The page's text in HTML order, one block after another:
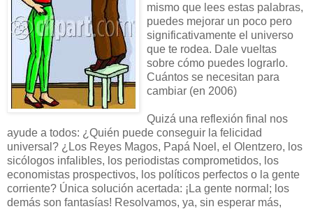
mismo que lees estas palabras,
puedes mejorar un poco pero
significativamente el universo
que te rodea. Dale vueltas
sobre cómo puedes lograrlo.
Cuántos se necesitan para
cambiar (en 2006)
Quizá una reflexión final nos
ayude a todos: ¿Quién puede conseguir la felicidad
universal? ¿Los Reyes Magos, Papá Noel, el Olentzero, los
sicólogos infalibles, los periodistas comprometidos, los
economistas prospectivos, los políticos perfectos o la gente
corriente? Única solución acertada: ¡La gente normal; los
demás son fantasías! Resolvamos, ya, sin esperar más,